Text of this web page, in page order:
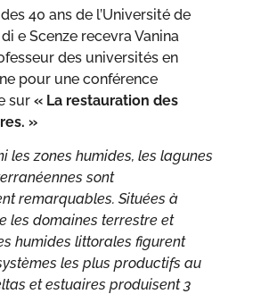
40 ans de l’Université de
e Scenze recevra Vanina
des universités en
pour une conférence
sur « La restauration des
»
les zones humides, les lagunes
sont
remarquables. Situées à
les domaines terrestre et
humides littorales figurent
les plus productifs au
et estuaires produisent 3